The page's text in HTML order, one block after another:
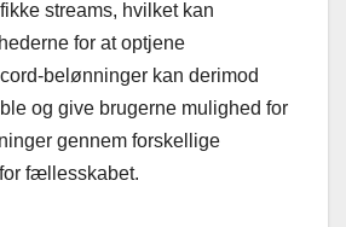
streams, hvilket kan
for at optjene
belønninger kan derimod
og give brugerne mulighed for
gennem forskellige
fællesskabet.